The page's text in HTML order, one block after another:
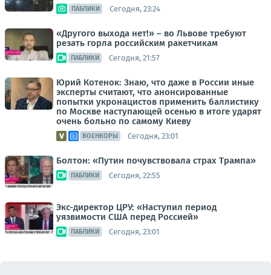
ПАБЛИКИ Сегодня, 23:24
«Другого выхода нет!» – во Львове требуют
резать горла российским ракетчикам
ПАБЛИКИ Сегодня, 21:57
Юрий Котенок: Знаю, что даже в России иные
эксперты считают, что анонсированные
попытки укронацистов применить баллистику
по Москве наступающей осенью в итоге ударят
очень больно по самому Киеву
ВОЕНКОРЫ Сегодня, 23:01
Болтон: «Путин почувствовала страх Трампа»
ПАБЛИКИ Сегодня, 22:55
Экс-директор ЦРУ: «Наступил период
уязвимости США перед Россией»
ПАБЛИКИ Сегодня, 23:01